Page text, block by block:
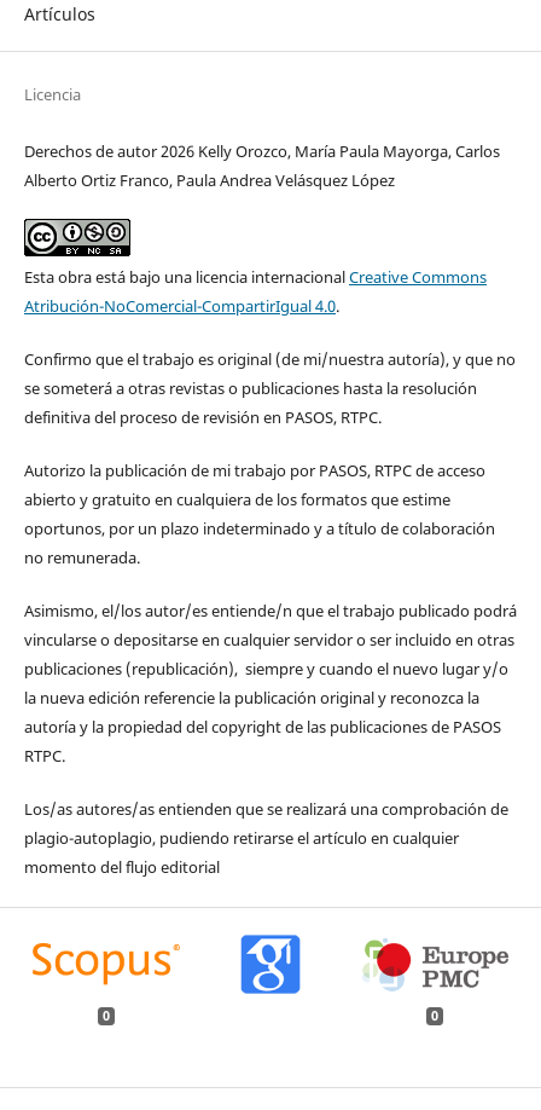
Artículos
Licencia
Derechos de autor 2026 Kelly Orozco, María Paula Mayorga, Carlos
Alberto Ortiz Franco, Paula Andrea Velásquez López
Esta obra está bajo una licencia internacionalCreative Commons
Atribución-NoComercial-CompartirIgual 4.0.
Confirmo que el trabajo es original (de mi/nuestra autoría), y que no
se someterá a otras revistas o publicaciones hasta la resolución
definitiva del proceso de revisión en PASOS, RTPC.
Autorizo la publicación de mi trabajo por PASOS, RTPC de acceso
abierto y gratuito en cualquiera de los formatos que estime
oportunos, por un plazo indeterminado y a título de colaboración
no remunerada.
Asimismo, el/los autor/es entiende/n que el trabajo publicado podrá
vincularse o depositarse en cualquier servidor o ser incluido en otras
publicaciones (republicación), siempre y cuando el nuevo lugar y/o
la nueva edición referencie la publicación original y reconozca la
autoría y la propiedad del copyright de las publicaciones de PASOS
RTPC.
Los/as autores/as entienden que se realizará una comprobación de
plagio-autoplagio, pudiendo retirarse el artículo en cualquier
momento del flujo editorial
0 0